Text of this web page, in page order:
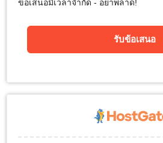
ข้อเสนอมีเวลาจำกัด - อย่าพลาด!
รับข้อเสนอ